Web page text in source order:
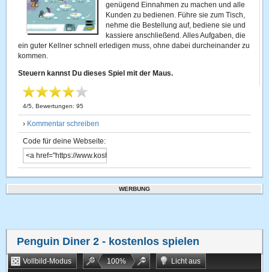
genügend Einnahmen zu machen und alle
Kunden zu bedienen. Führe sie zum Tisch,
nehme die Bestellung auf, bediene sie und
kassiere anschließend. Alles Aufgaben, die
ein guter Kellner schnell erledigen muss, ohne dabei durcheinander zu
kommen.
Steuern kannst Du dieses Spiel mit der Maus.
4/5 , Bewertungen:95
› Kommentar schreiben
Code für deine Webseite:
WERBUNG
Penguin Diner 2 - kostenlos spielen
Vollbild-Modus 100%
Licht aus